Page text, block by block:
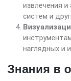
извлечения
систем и
наглядных и
Знания в